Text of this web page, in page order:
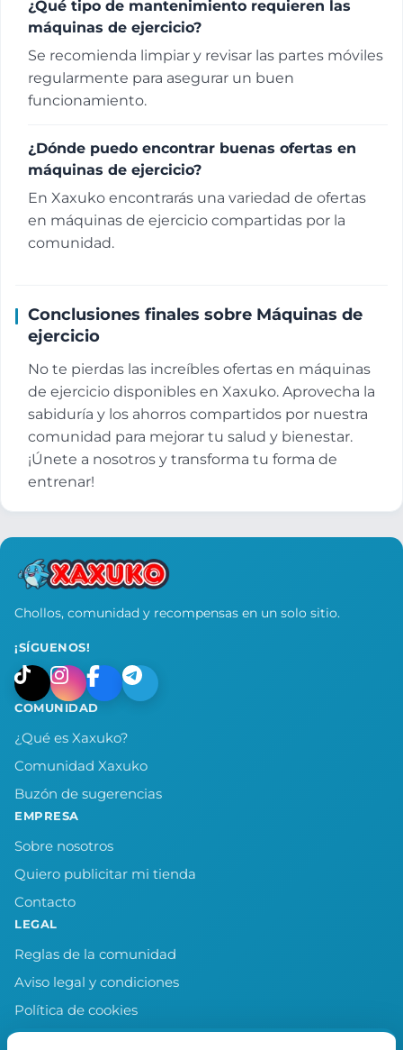
¿Qué tipo de mantenimiento requieren las
máquinas de ejercicio?
Se recomienda limpiar y revisar las partes móviles
regularmente para asegurar un buen
funcionamiento.
¿Dónde puedo encontrar buenas ofertas en
máquinas de ejercicio?
En Xaxuko encontrarás una variedad de ofertas
en máquinas de ejercicio compartidas por la
comunidad.
Conclusiones finales sobre Máquinas de
ejercicio
No te pierdas las increíbles ofertas en máquinas
de ejercicio disponibles en Xaxuko. Aprovecha la
sabiduría y los ahorros compartidos por nuestra
comunidad para mejorar tu salud y bienestar.
¡Únete a nosotros y transforma tu forma de
entrenar!
Chollos, comunidad y recompensas en un solo sitio.
¡SÍGUENOS!
COMUNIDAD
¿Qué es Xaxuko?
Comunidad Xaxuko
Buzón de sugerencias
EMPRESA
Sobre nosotros
Quiero publicitar mi tienda
Contacto
LEGAL
Reglas de la comunidad
Aviso legal y condiciones
Política de cookies
Política de privacidad